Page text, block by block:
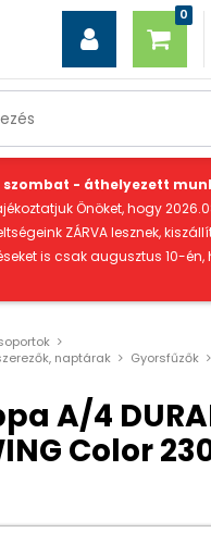
szombat - áthelyezett
Önöket, hogy
ZÁRVA lesznek,
is csak augusztus 10-
naptárak
Gyorsfűzők
A/4
Color